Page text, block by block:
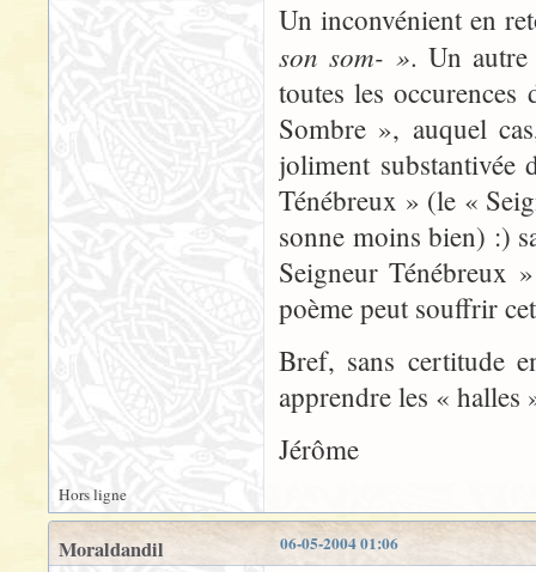
Un inconvénient en
son som- ». Un
toutes les
Sombre », auquel
joliment substantivée
Ténébreux » (le «
sonne moins bien) :)
Seigneur Ténébreux
poème peut souffrir
Bref, sans certitude
apprendre les « halles
Jérôme
Hors ligne
06-05-2004 01:06
Moraldandil